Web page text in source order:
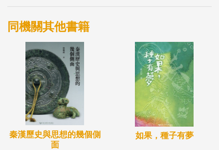
曾如此深刻地介入中國西疆奠定以及康熙諸子奪嫡的
歷史舞台！
同機關其他書籍
秦漢歷史與思想的幾個側
面
如果，種子有夢